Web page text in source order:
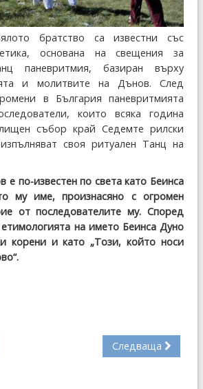
братство са известни със
основана на свещения за
паневритмия, базиран върху
и молитвите на Дънов. След
в България паневритмията
които всяка година
събор край Седемте рилски
своя ритуален Танц на
по-известен по света като Беинса
му име, произнасяно с огромен
от последователите му. Според
на името Беинса Дуно
корени и като „Този, който носи
Следваща